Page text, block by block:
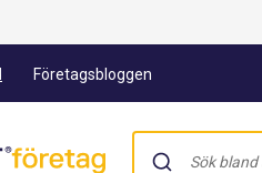
Företagsbloggen